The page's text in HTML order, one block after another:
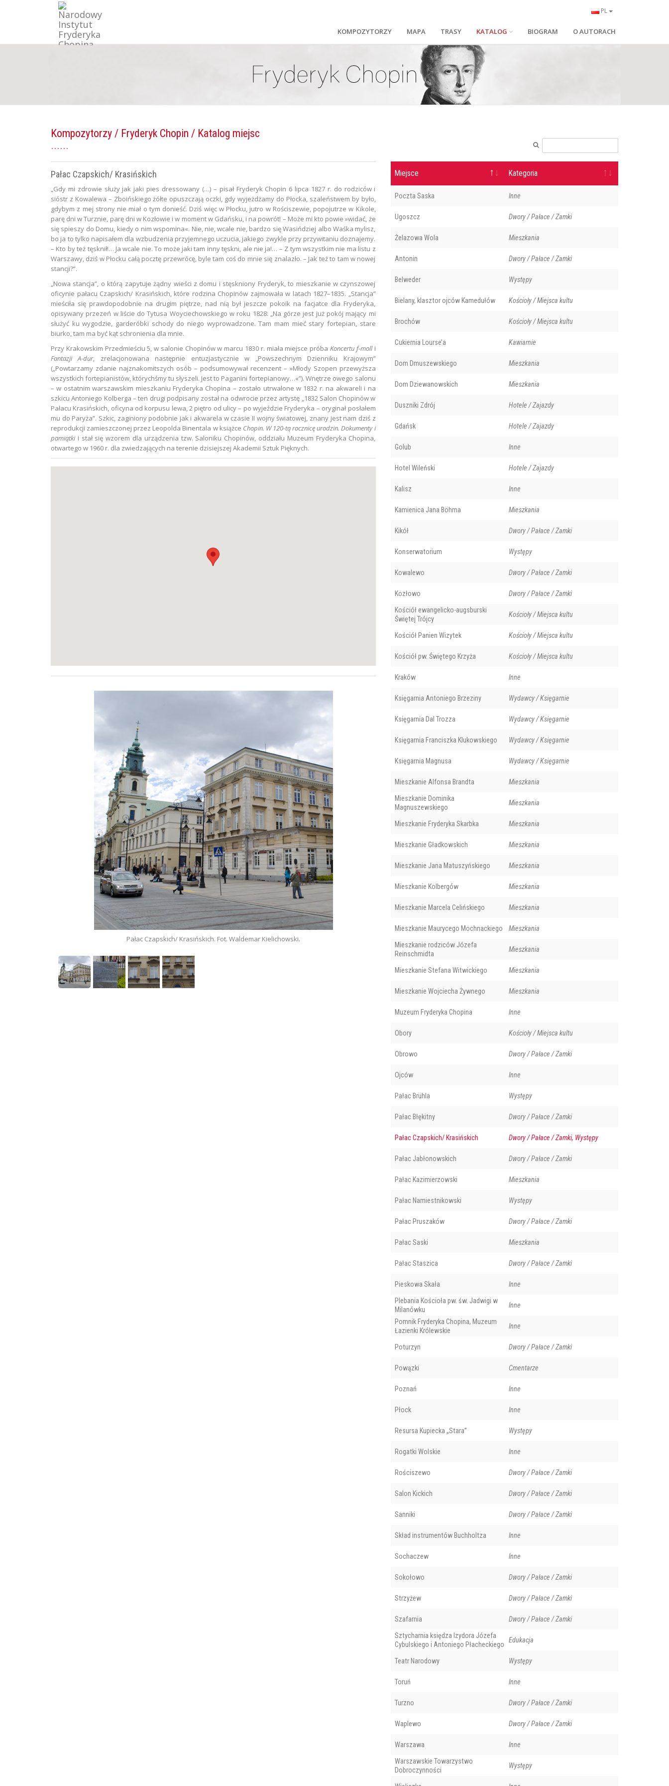
PL
KOMPOZYTORZY MAPA TRASY KATALOG BIOGRAM O AUTORACH
Kompozytorzy / Fryderyk Chopin / Katalog miejsc
Pałac Czapskich/ Krasińskich
„Gdy mi zdrowie służy jak jaki pies dressowany (…) – pisał Fryderyk Chopin 6 lipca 1827 r. do rodziców i
sióstr z Kowalewa – Zboińskiego żółte opuszczają oczki, gdy wyjeżdżamy do Płocka, szaleństwem by było,
gdybym z mej strony nie miał o tym donieść. Dziś więc w Płocku, jutro w Rościszewie, popojutrze w Kikole,
parę dni w Turznie, parę dni w Kozłowie i w moment w Gdańsku, i na powrót! – Może mi kto powie »widać, że
się spieszy do Domu, kiedy o nim wspomina«. Nie, nie, wcale nie, bardzo się Wasińdziej albo Waśka mylisz,
bo ja to tylko napisałem dla wzbudzenia przyjemnego uczucia, jakiego zwykle przy przywitaniu doznajemy.
– Kto by też tęsknił!… Ja wcale nie. To może jaki tam inny tęskni, ale nie ja!… – Z tym wszystkim nie ma listu z
Warszawy, dziś w Płocku całą pocztę przewrócę, byle tam coś do mnie się znalazło. – Jak też to tam w nowej
stancji?”.
„Nowa stancja”, o którą zapytuje żądny wieści z domu i stęskniony Fryderyk, to mieszkanie w czynszowej
oficynie pałacu Czapskich/ Krasińskich, które rodzina Chopinów zajmowała w latach 1827–1835. „Stancja”
mieściła się prawdopodobnie na drugim piętrze, nad nią był jeszcze pokoik na facjatce dla Fryderyka,
opisywany przezeń w liście do Tytusa Woyciechowskiego w roku 1828: „Na górze jest już pokój mający mi
służyć ku wygodzie, garderóbki schody do niego wyprowadzone. Tam mam mieć stary fortepian, stare
biurko, tam ma być kąt schronienia dla mnie.
Przy Krakowskim Przedmieściu 5, w salonie Chopinów w marcu 1830 r. miała miejsce próba Koncertu f-moll i
Fantazji A-dur, zrelacjonowana następnie entuzjastycznie w „Powszechnym Dzienniku Krajowym”
(„Powtarzamy zdanie najznakomitszych osób – podsumowywał recenzent – »Młody Szopen przewyższa
wszystkich fortepianistów, którychśmy tu słyszeli. Jest to Paganini fortepianowy…«”). Wnętrze owego salonu
– w ostatnim warszawskim mieszkaniu Fryderyka Chopina – zostało utrwalone w 1832 r. na akwareli i na
szkicu Antoniego Kolberga – ten drugi podpisany został na odwrocie przez artystę „1832 Salon Chopinów w
Pałacu Krasińskich, oficyna od korpusu lewa, 2 piętro od ulicy – po wyjeździe Fryderyka – oryginał posłałem
mu do Paryża”. Szkic, zaginiony podobnie jak i akwarela w czasie II wojny światowej, znany jest nam dziś z
reprodukcji zamieszczonej przez Leopolda Binentala w książce Chopin. W 120-tą rocznicę urodzin. Dokumenty i
pamiątkii stał się wzorem dla urządzenia tzw. Saloniku Chopinów, oddziału Muzeum Fryderyka Chopina,
otwartego w 1960 r. dla zwiedzających na terenie dzisiejszej Akademii Sztuk Pięknych.
Czapskich/ Krasińskich. Fot. Waldemar Kielichowski.
Miejsce Kategoria
Poczta Saska Inne
Ugoszcz Dwory / Pałace / Zamki
Żelazowa Wola Mieszkania
Antonin Dwory / Pałace / Zamki
Belweder Występy
Bielany, klasztor ojców Kamedułów Kościoły / Miejsca kultu
Brochów Kościoły / Miejsca kultu
Cukiernia Lourse’a Kawiarnie
Dom Dmuszewskiego Mieszkania
Dom Dziewanowskich Mieszkania
Duszniki Zdrój Hotele / Zajazdy
Gdańsk Hotele / Zajazdy
Golub Inne
Hotel Wileński Hotele / Zajazdy
Kalisz Inne
Kamienica Jana Böhma Mieszkania
Kikół Dwory / Pałace / Zamki
Konserwatorium Występy
Kowalewo Dwory / Pałace / Zamki
Kozłowo Dwory / Pałace / Zamki
Kościół ewangelicko-augsburski
Świętej Trójcy
Kościoły / Miejsca kultu
Kościół Panien Wizytek Kościoły / Miejsca kultu
Kościół pw. Świętego Krzyża Kościoły / Miejsca kultu
Kraków Inne
Księgarnia Antoniego Brzeziny Wydawcy / Księgarnie
Księgarnia Dal Trozza Wydawcy / Księgarnie
Księgarnia Franciszka Klukowskiego Wydawcy / Księgarnie
Księgarnia Magnusa Wydawcy / Księgarnie
Mieszkanie Alfonsa Brandta Mieszkania
Mieszkanie Dominika
Magnuszewskiego
Mieszkania
Mieszkanie Fryderyka Skarbka Mieszkania
Mieszkanie Gładkowskich Mieszkania
Mieszkanie Jana Matuszyńskiego Mieszkania
Mieszkanie Kolbergów Mieszkania
Mieszkanie Marcela Celińskiego Mieszkania
Mieszkanie Maurycego Mochnackiego Mieszkania
Mieszkanie rodziców Józefa
Reinschmidta
Mieszkania
Mieszkanie Stefana Witwickiego Mieszkania
Mieszkanie Wojciecha Żywnego Mieszkania
Muzeum Fryderyka Chopina Inne
Obory Kościoły / Miejsca kultu
Obrowo Dwory / Pałace / Zamki
Ojców Inne
Pałac Brühla Występy
Pałac Błękitny Dwory / Pałace / Zamki
Pałac Czapskich/ Krasińskich Dwory / Pałace / Zamki, Występy
Pałac Jabłonowskich Dwory / Pałace / Zamki
Pałac Kazimierzowski Mieszkania
Pałac Namiestnikowski Występy
Pałac Pruszaków Dwory / Pałace / Zamki
Pałac Saski Mieszkania
Pałac Staszica Dwory / Pałace / Zamki
Pieskowa Skała Inne
Plebania Kościoła pw. św. Jadwigi w
Milanówku
Inne
Pomnik Fryderyka Chopina, Muzeum
Łazienki Królewskie
Inne
Poturzyn Dwory / Pałace / Zamki
Powązki Cmentarze
Poznań Inne
Płock Inne
Resursa Kupiecka „Stara” Występy
Rogatki Wolskie Inne
Rościszewo Dwory / Pałace / Zamki
Salon Kickich Dwory / Pałace / Zamki
Sanniki Dwory / Pałace / Zamki
Skład instrumentów Buchholtza Inne
Sochaczew Inne
Sokołowo Dwory / Pałace / Zamki
Strzyżew Dwory / Pałace / Zamki
Szafarnia Dwory / Pałace / Zamki
Sztycharnia księdza Izydora Józefa
Cybulskiego i Antoniego Płacheckiego
Edukacja
Teatr Narodowy Występy
Toruń Inne
Turzno Dwory / Pałace / Zamki
Waplewo Dwory / Pałace / Zamki
Warszawa Inne
Warszawskie Towarzystwo
Dobroczynności
Występy